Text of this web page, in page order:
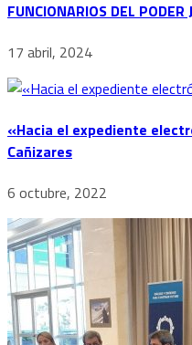
FUNCIONARIOS DEL PODER
17 abril, 2024
«Hacia el expediente
Cañizares
6 octubre, 2022